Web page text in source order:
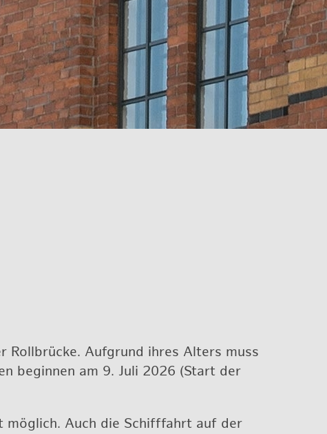
Roll­brü­cke. Auf­grund ihres Al­ters muss
be­gin­nen am 9. Juli 2026 (Start der
mög­lich. Auch die Schiff­fahrt auf der